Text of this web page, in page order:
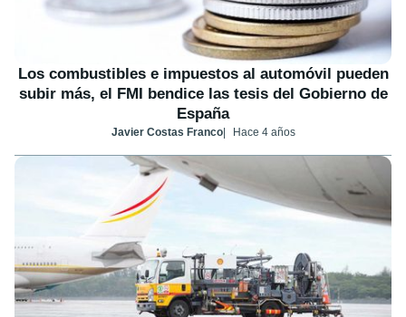
Los combustibles e impuestos al automóvil pueden
subir más, el FMI bendice las tesis del Gobierno de
España
Javier Costas Franco Hace 4 años